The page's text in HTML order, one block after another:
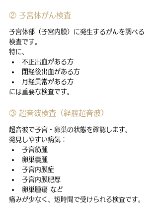
② 子宮体がん検査
子宮体部（子宮内膜）に発生するがんを調べる
検査です。
特に、
不正出血がある方
閉経後出血がある方
月経異常がある方
には重要な検査です。
③ 超音波検査（経腟超音波）
超音波で子宮・卵巣の状態を確認します。
発見しやすい病気：
子宮筋腫
卵巣嚢腫
子宮内膜症
子宮内膜肥厚
卵巣腫瘍 など
痛みが少なく、短時間で受けられる検査です。